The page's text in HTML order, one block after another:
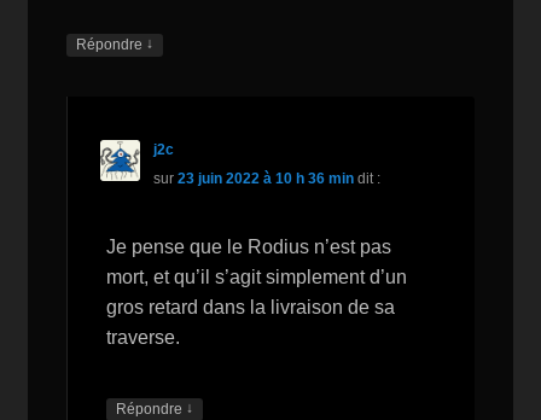
Répondre ↓
j2c
sur 23 juin 2022 à 10 h 36 min dit :
Je pense que le Rodius n’est pas
mort, et qu’il s’agit simplement d’un
gros retard dans la livraison de sa
traverse.
Répondre ↓